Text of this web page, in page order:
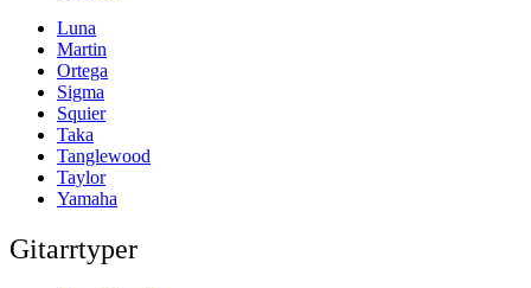
Luna
Martin
Ortega
Sigma
Squier
Taka
Tanglewood
Taylor
Yamaha
Gitarrtyper